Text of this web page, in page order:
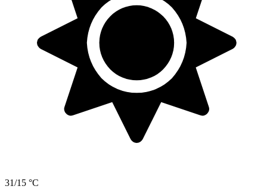
31/15 °C